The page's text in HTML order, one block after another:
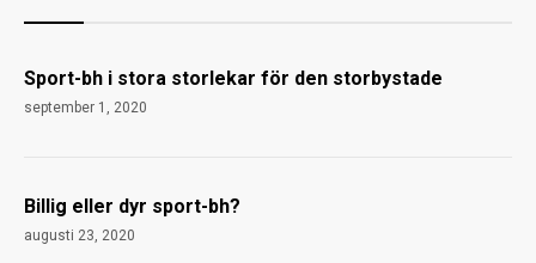
Sport-bh i stora storlekar för den storbystade
september 1, 2020
Billig eller dyr sport-bh?
augusti 23, 2020